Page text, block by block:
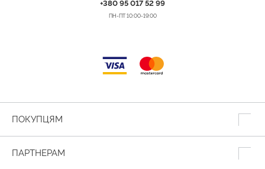
+380 95 017 52 99
ПН-ПТ 10:00-19:00
ПОКУПЦЯМ
ПАРТНЕРАМ